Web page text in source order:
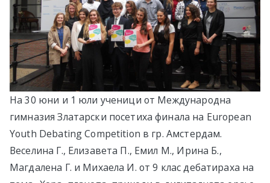
На 30 юни и 1 юли ученици от Международна
гимназия Златарски посетиха финала на European
Youth Debating Competition в гр. Амстердам.
Веселина Г., Елизавета П., Емил М., Ирина Б.,
Магдалена Г. и Михаела И. от 9 клас дебатираха на